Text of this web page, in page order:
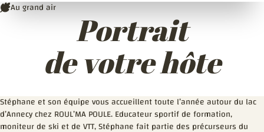
Au grand air
Portrait
de votre hôte
Stéphane et son équipe vous accueillent toute l’année autour du lac
d’Annecy chez ROUL’MA POULE. Educateur sportif de formation,
moniteur de ski et de VTT, Stéphane fait partie des précurseurs du